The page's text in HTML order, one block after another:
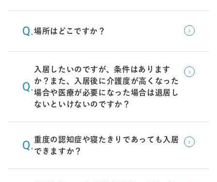
場所はどこですか？
入居したいのですが、条件はあります
か？また、入居後に介護度が高くなった
場合や医療が必要になった場合は退居し
ないといけないのですか？
重度の認知症や寝たきりであっても入居
できますか？